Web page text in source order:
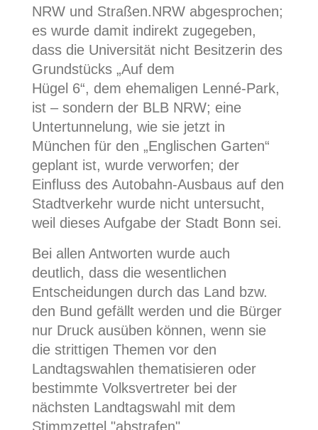
NRW und Straßen.NRW abgesprochen;
es wurde damit indirekt zugegeben,
dass die Universität nicht Besitzerin des
Grundstücks „Auf dem
Hügel 6“, dem ehemaligen Lenné-Park,
ist – sondern der BLB NRW; eine
Untertunnelung, wie sie jetzt in
München für den „Englischen Garten“
geplant ist, wurde verworfen; der
Einfluss des Autobahn-Ausbaus auf den
Stadtverkehr wurde nicht untersucht,
weil dieses Aufgabe der Stadt Bonn sei.
Bei allen Antworten wurde auch
deutlich, dass die wesentlichen
Entscheidungen durch das Land bzw.
den Bund gefällt werden und die Bürger
nur Druck ausüben können, wenn sie
die strittigen Themen vor den
Landtagswahlen thematisieren oder
bestimmte Volksvertreter bei der
nächsten Landtagswahl mit dem
Stimmzettel "abstrafen".